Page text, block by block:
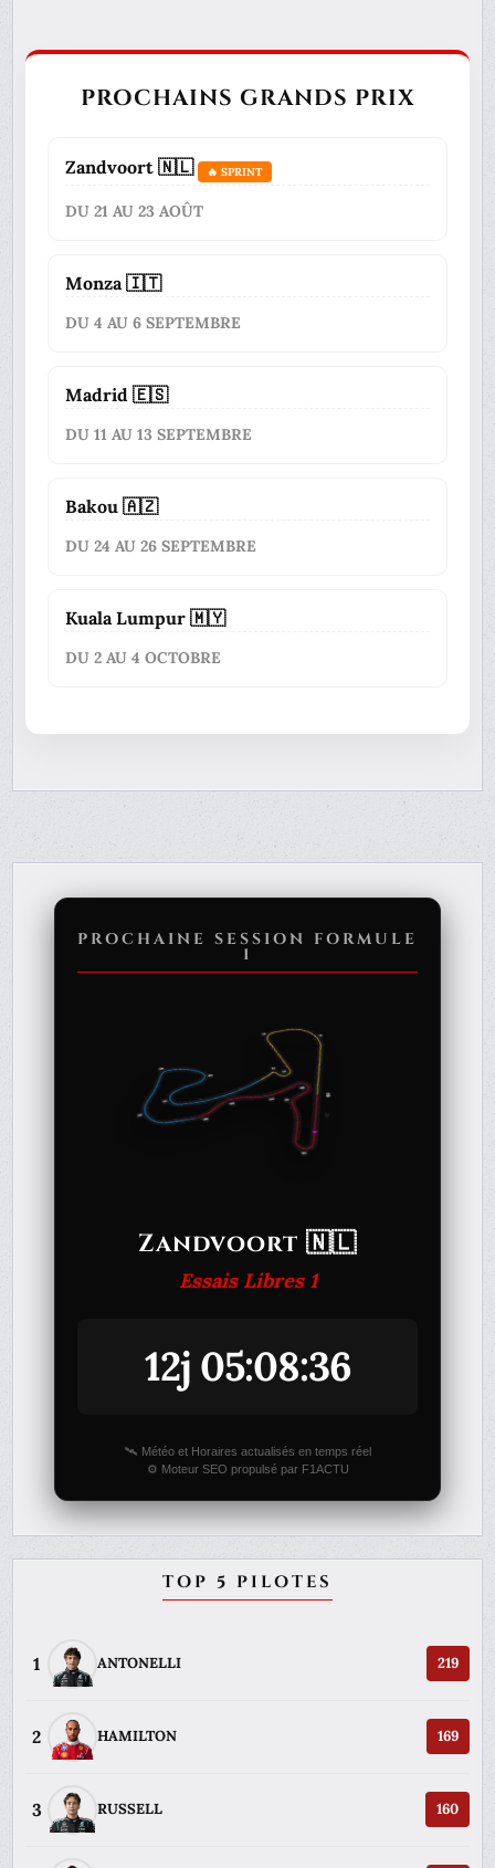
PROCHAINS GRANDS PRIX
Zandvoort 🇳🇱 🔥 SPRINT
DU 21 AU 23 AOÛT
Monza 🇮🇹
DU 4 AU 6 SEPTEMBRE
Madrid 🇪🇸
DU 11 AU 13 SEPTEMBRE
Bakou 🇦🇿
DU 24 AU 26 SEPTEMBRE
Kuala Lumpur 🇲🇾
DU 2 AU 4 OCTOBRE
PROCHAINE SESSION FORMULE
1
Zandvoort 🇳🇱
Essais Libres 1
12j 05:08:36
🛰️ Météo et Horaires actualisés en temps réel
⚙️ Moteur SEO propulsé par F1ACTU
TOP 5 PILOTES
1 ANTONELLI 219
2 HAMILTON 169
3 RUSSELL 160